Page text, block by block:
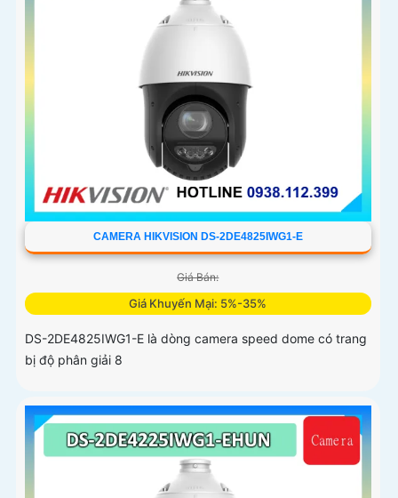
CAMERA HIKVISION DS-2DE4825IWG1-E
Giá Bán:
Giá Khuyến Mại: 5%-35%
DS-2DE4825IWG1-E là dòng camera speed dome có trang
bị độ phân giải 8